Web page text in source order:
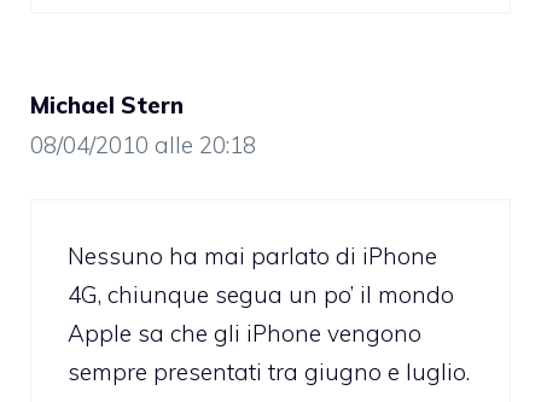
Michael Stern
08/04/2010 alle 20:18
Nessuno ha mai parlato di iPhone
4G, chiunque segua un po’ il mondo
Apple sa che gli iPhone vengono
sempre presentati tra giugno e luglio.